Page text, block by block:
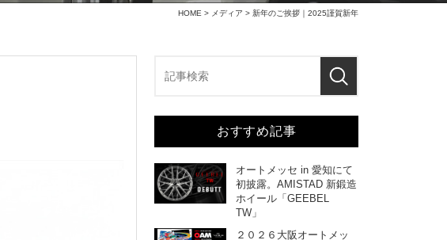
HOME > メディア > 新年のご挨拶｜2025謹賀新年
おすすめ記事
オートメッセ in 愛知にて
初披露。AMISTAD 新鍛造
ホイール「GEEBEL
TW」
２０２６大阪オートメッ